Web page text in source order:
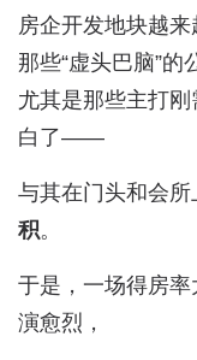
房企开发地块越
那些“虚头巴脑”的
尤其是那些主打
白了——
与其在门头和会
积。
于是，一场得房
演愈烈，